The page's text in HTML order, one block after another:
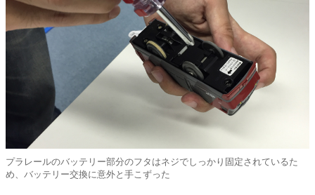
プラレールのバッテリー部分のフタはネジでしっかり固定されているた
め、バッテリー交換に意外と手こずった